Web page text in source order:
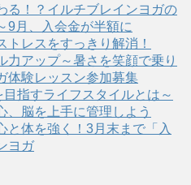
る！？イルチブレインヨガの
9月、入会金が半額に
レスをすっきり解消！
力アップ～暑さを笑顔で乗り
体験レッスン参加募集
目指すライフスタイルとは～
、脳を上手に管理しよう
と体を強く！3月末まで「入
ヨガ